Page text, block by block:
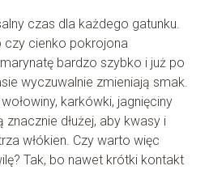
czas dla każdego gatunku.
czy cienko pokrojona
bardzo szybko i już po
wyczuwalnie zmieniają smak.
karkówki, jagnięciny
dłużej, aby kwasy i
włókien. Czy warto więc
Tak, bo nawet krótki kontakt